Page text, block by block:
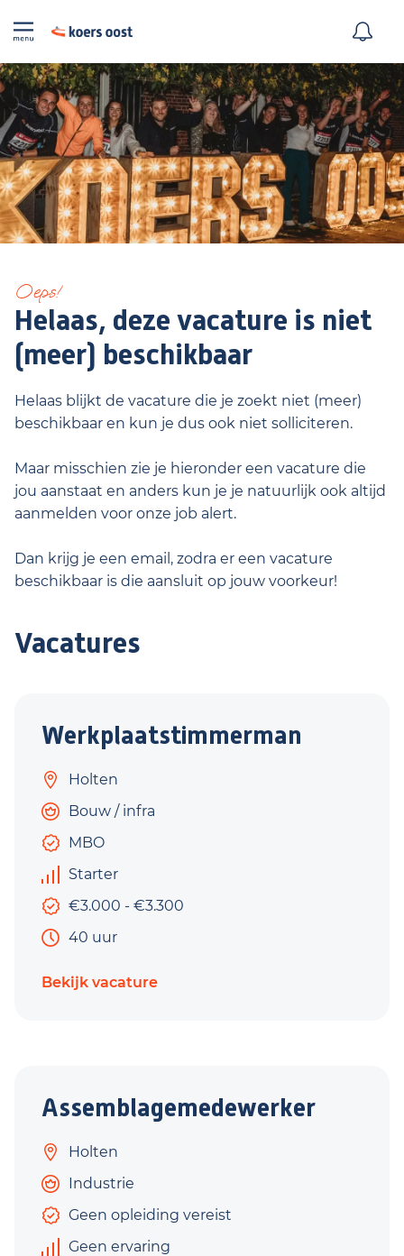
Oeps!
Helaas, deze vacature is niet
(meer) beschikbaar
Helaas blijkt de vacature die je zoekt niet (meer)
beschikbaar en kun je dus ook niet solliciteren.
Maar misschien zie je hieronder een vacature die
jou aanstaat en anders kun je je natuurlijk ook altijd
aanmelden voor onze job alert.
Dan krijg je een email, zodra er een vacature
beschikbaar is die aansluit op jouw voorkeur!
Vacatures
Werkplaatstimmerman
Holten
Bouw / infra
MBO
Starter
€3.000 - €3.300
40 uur
Bekijk vacature
Assemblagemedewerker
Holten
Industrie
Geen opleiding vereist
Geen ervaring